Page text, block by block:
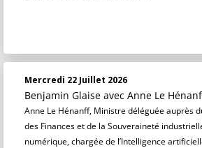
Mercredi 22 Juillet 2026
Benjamin Glaise avec Anne Le
Anne Le Hénanff, Ministre déléguée auprès
des Finances et de la Souveraineté
numérique, chargée de l’Intelligence